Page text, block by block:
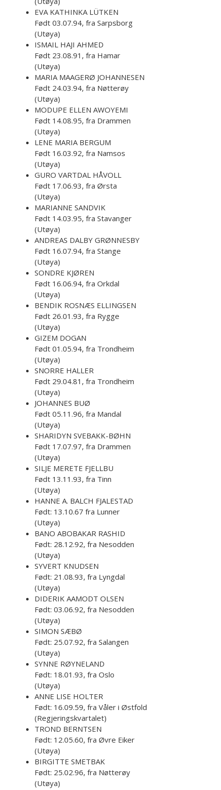
EVA KATHINKA LÜTKEN
Født 03.07.94, fra Sarpsborg
(Utøya)
ISMAIL HAJI AHMED
Født 23.08.91, fra Hamar
(Utøya)
MARIA MAAGERØ JOHANNESEN
Født 24.03.94, fra Nøtterøy
(Utøya)
MODUPE ELLEN AWOYEMI
Født 14.08.95, fra Drammen
(Utøya)
LENE MARIA BERGUM
Født 16.03.92, fra Namsos
(Utøya)
GURO VARTDAL HÅVOLL
Født 17.06.93, fra Ørsta
(Utøya)
MARIANNE SANDVIK
Født 14.03.95, fra Stavanger
(Utøya)
ANDREAS DALBY GRØNNESBY
Født 16.07.94, fra Stange
(Utøya)
SONDRE KJØREN
Født 16.06.94, fra Orkdal
(Utøya)
BENDIK ROSNÆS ELLINGSEN
Født 26.01.93, fra Rygge
(Utøya)
GIZEM DOGAN
Født 01.05.94, fra Trondheim
(Utøya)
SNORRE HALLER
Født 29.04.81, fra Trondheim
(Utøya)
JOHANNES BUØ
Født 05.11.96, fra Mandal
(Utøya)
SHARIDYN SVEBAKK-BØHN
Født 17.07.97, fra Drammen
(Utøya)
SILJE MERETE FJELLBU
Født 13.11.93, fra Tinn
(Utøya)
HANNE A. BALCH FJALESTAD
Født: 13.10.67 fra Lunner
(Utøya)
BANO ABOBAKAR RASHID
Født: 28.12.92, fra Nesodden
(Utøya)
SYVERT KNUDSEN
Født: 21.08.93, fra Lyngdal
(Utøya)
DIDERIK AAMODT OLSEN
Født: 03.06.92, fra Nesodden
(Utøya)
SIMON SÆBØ
Født: 25.07.92, fra Salangen
(Utøya)
SYNNE RØYNELAND
Født: 18.01.93, fra Oslo
(Utøya)
ANNE LISE HOLTER
Født: 16.09.59, fra Våler i Østfold
(Regjeringskvartalet)
TROND BERNTSEN
Født: 12.05.60, fra Øvre Eiker
(Utøya)
BIRGITTE SMETBAK
Født: 25.02.96, fra Nøtterøy
(Utøya)